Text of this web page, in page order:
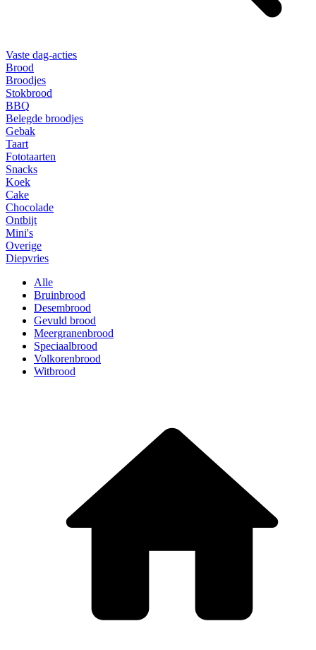
Vaste dag-acties
Brood
Broodjes
Stokbrood
BBQ
Belegde broodjes
Gebak
Taart
Fototaarten
Snacks
Koek
Cake
Chocolade
Ontbijt
Mini's
Overige
Diepvries
Alle
Bruinbrood
Desembrood
Gevuld brood
Meergranenbrood
Speciaalbrood
Volkorenbrood
Witbrood